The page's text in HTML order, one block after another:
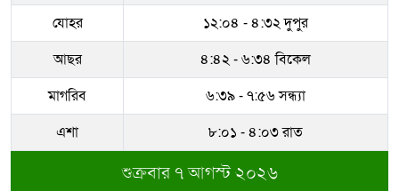
যোহর
১২:০৪ - ৪:৩২ দুপুর
আছর
৪:৪২ - ৬:৩৪ বিকেল
মাগরিব
৬:৩৯ - ৭:৫৬ সন্ধ্যা
এশা
৮:০১ - ৪:০৩ রাত
শুক্রবার ৭ আগস্ট ২০২৬